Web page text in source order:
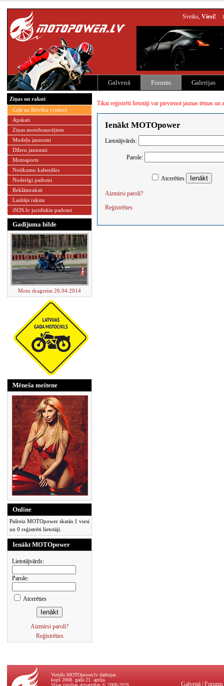
Sveiks, Viesi!
Galvenā Forums Galerijas
Ziņas un raksti
Ceļā uz Brīvību (video)
Apskati
Ziņas motobraucējiem
Modeļu jaunumi
Dīleru jaunumi
Motosports
Notikumu kalendārs
Noderīgi padomi
Reklāmraksti
Lasītājs raksta
iSOS.lv juridiskie padomi
Gadījuma bilde
Moto dragreiss 26.04.2014
Mēneša meitene
Online
Pašreiz MOTOpower skatās 1 viesi
un 0 reģistrēti lietotāji.
Ienākt MOTOpower
Lietotājvārds:
Parole:
Atcerēties
Aizmirsi paroli?
Reģistrēties
Tikai reģistrēti lietotāji var pievienot jaunas tēmas un
Ienākt MOTOpower
Lietotājvārds:
Parole:
Atcerēties
Aizmirsi paroli?
Reģistrēties
Vortāls MOTOpower.lv darbojas
kopš 2008. gada 21. aprīļa.
Visas tiesības aizsargātas © 2008-2026.
Galvenā Forums